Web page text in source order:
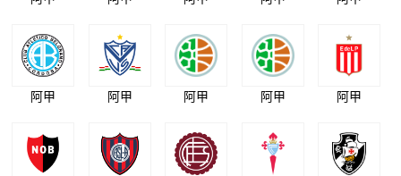
阿甲 阿甲 阿甲 阿甲 阿甲